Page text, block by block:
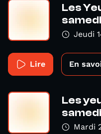
Les
Jeudi
Lire En
Les
Mardi